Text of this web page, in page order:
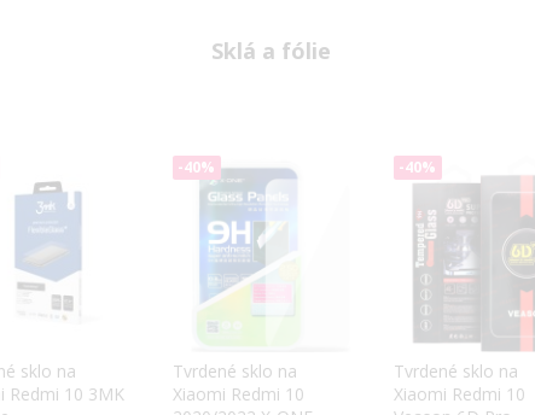
Sklá a fólie
sklo na
Redmi 10 3MK
-40%
Tvrdené sklo na
Xiaomi Redmi 10
-40%
Tvrdené sklo na
Xiaomi Redmi 10